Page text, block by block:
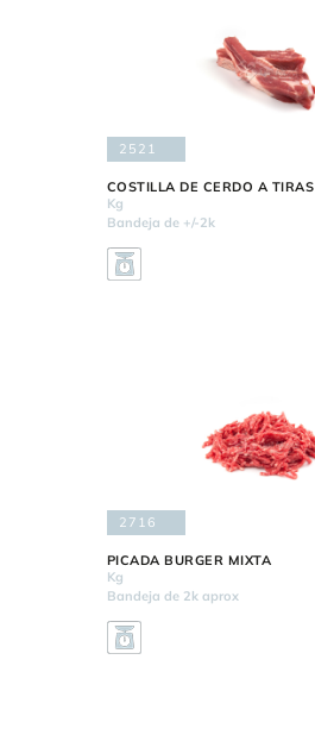
2521
COSTILLA DE CERDO A TIRAS
Kg
Bandeja de +/-2k
2716
PICADA BURGER MIXTA
Kg
Bandeja de 2k aprox